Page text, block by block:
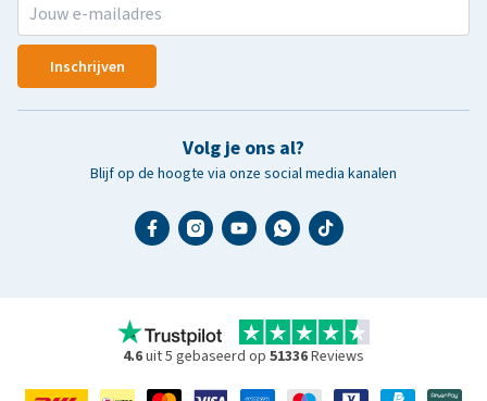
Inschrijven
Volg je ons al?
Blijf op de hoogte via onze social media kanalen
4.6uit 5 gebaseerd op 51336Reviews